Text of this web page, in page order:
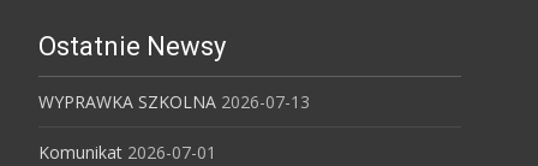
Ostatnie Newsy
WYPRAWKA SZKOLNA 2026-07-13
Komunikat 2026-07-01